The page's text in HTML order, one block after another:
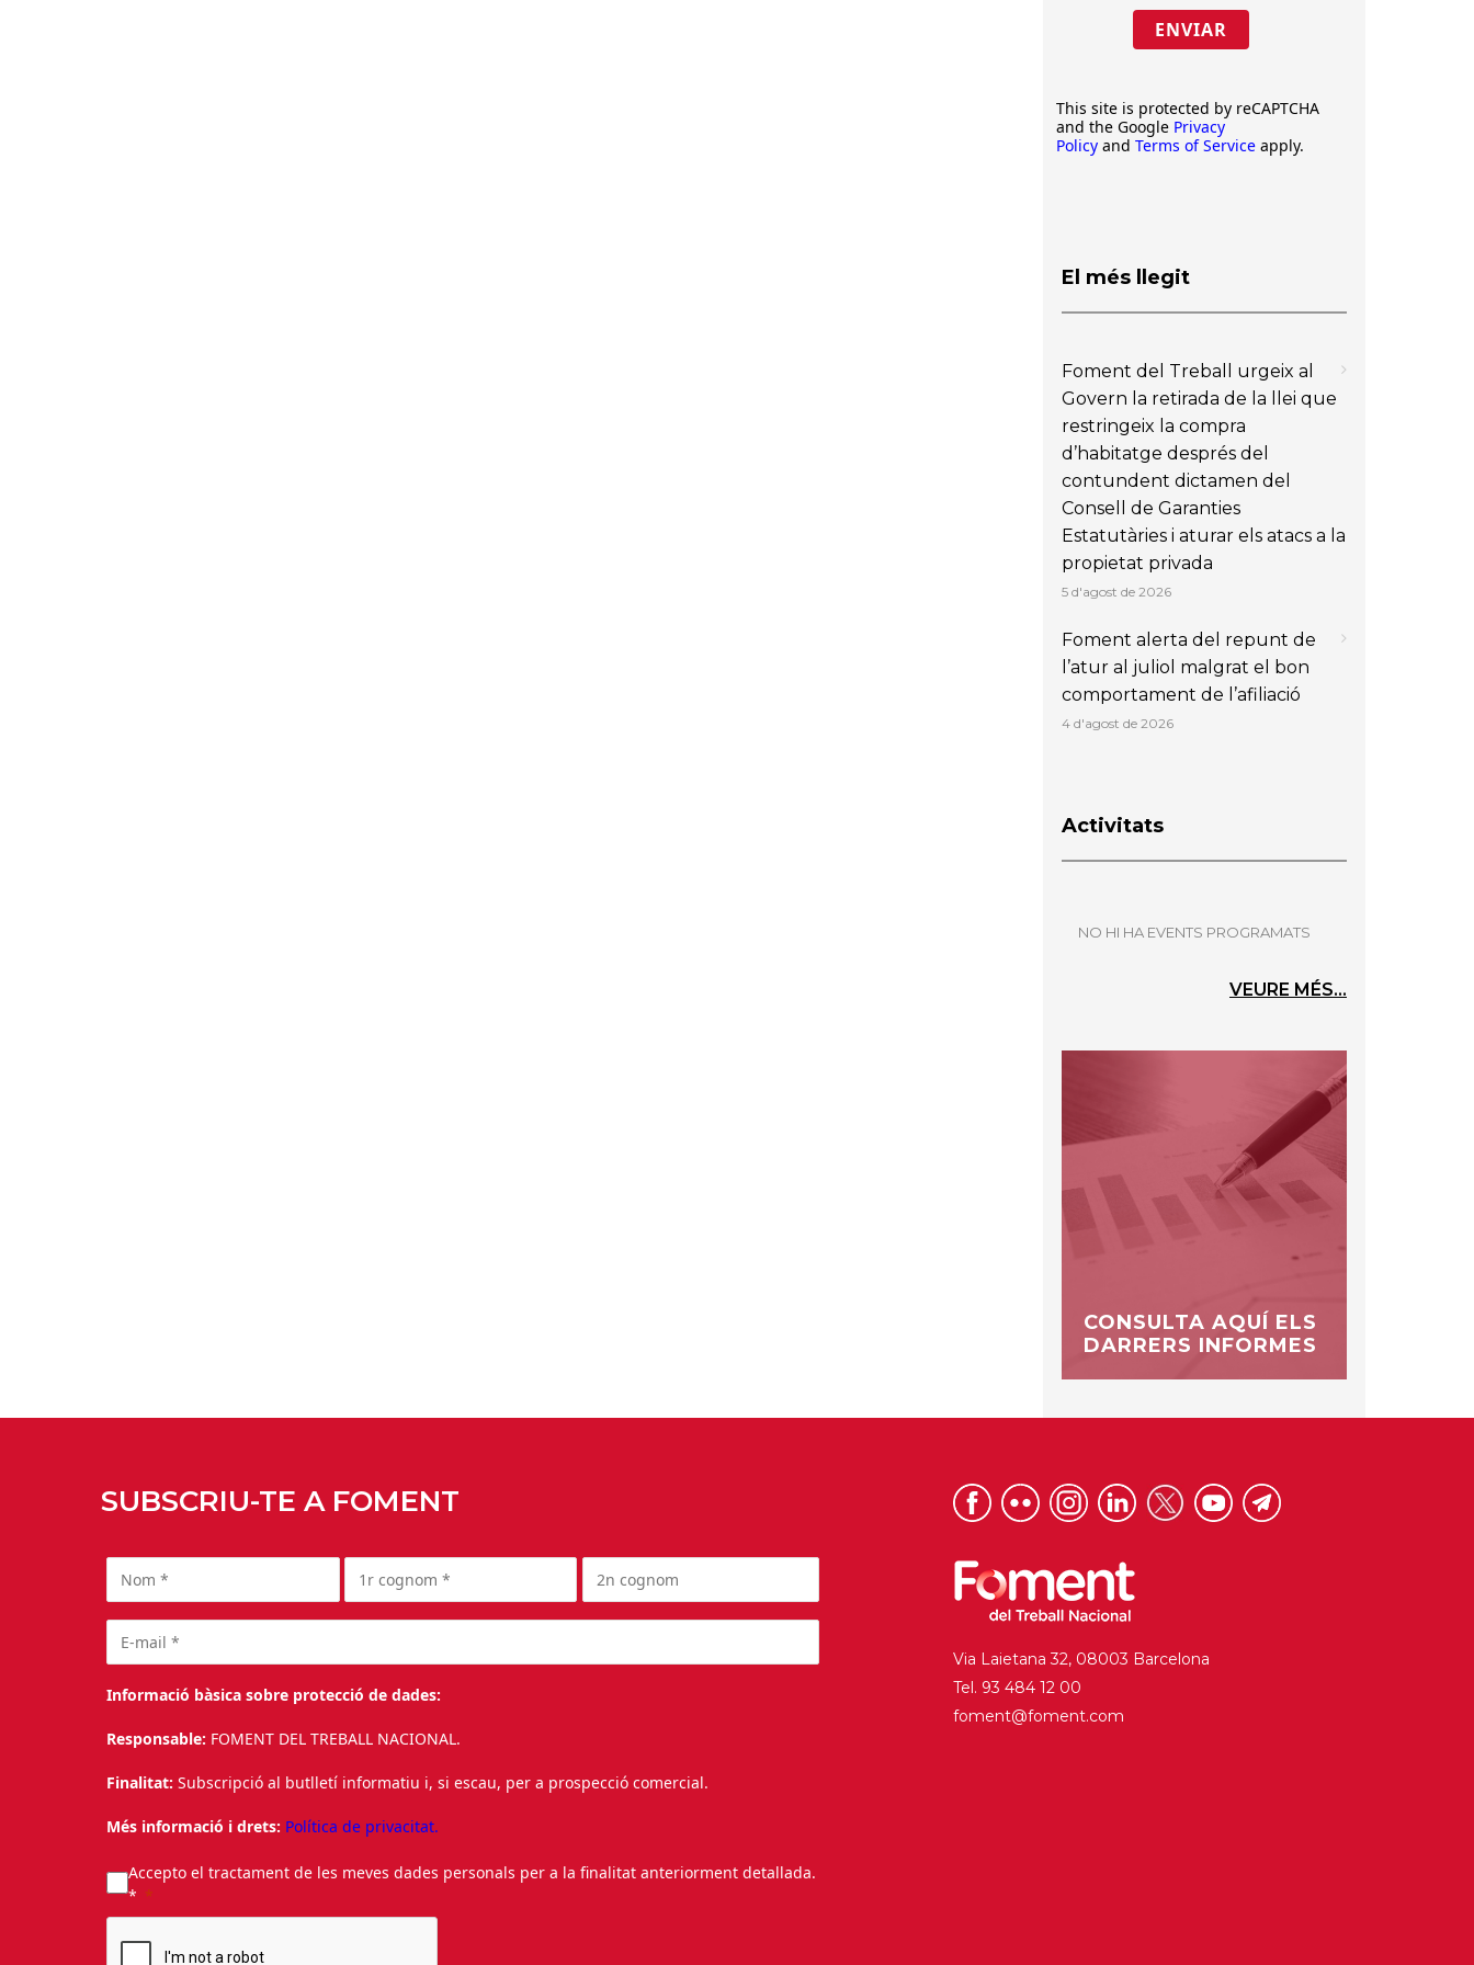
ENVIAR
This site is protected by reCAPTCHA
and the Google Privacy
Policy and Terms of Service apply.
El més llegit
Foment del Treball urgeix al
Govern la retirada de la llei que
restringeix la compra
d’habitatge després del
contundent dictamen del
Consell de Garanties
Estatutàries i aturar els atacs a la
propietat privada
5 d'agost de 2026
Foment alerta del repunt de
l’atur al juliol malgrat el bon
comportament de l’afiliació
4 d'agost de 2026
Activitats
NO HI HA EVENTS PROGRAMATS
VEURE MÉS...
CONSULTA AQUÍ ELS
DARRERS INFORMES
SUBSCRIU-TE A FOMENT
Informació bàsica sobre protecció de dades:
Responsable: FOMENT DEL TREBALL NACIONAL.
Finalitat: Subscripció al butlletí informatiu i, si escau, per a prospecció comercial.
Més informació i drets: Política de privacitat.
Accepto el tractament de les meves dades personals per a la finalitat anteriorment detallada.
*
Via Laietana 32, 08003 Barcelona
Tel. 93 484 12 00
foment@foment.com